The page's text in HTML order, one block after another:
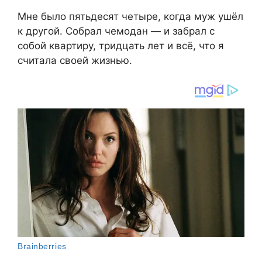
Мне было пятьдесят четыре, когда муж ушёл
к другой. Собрал чемодан — и забрал с
собой квартиру, тридцать лет и всё, что я
считала своей жизнью.